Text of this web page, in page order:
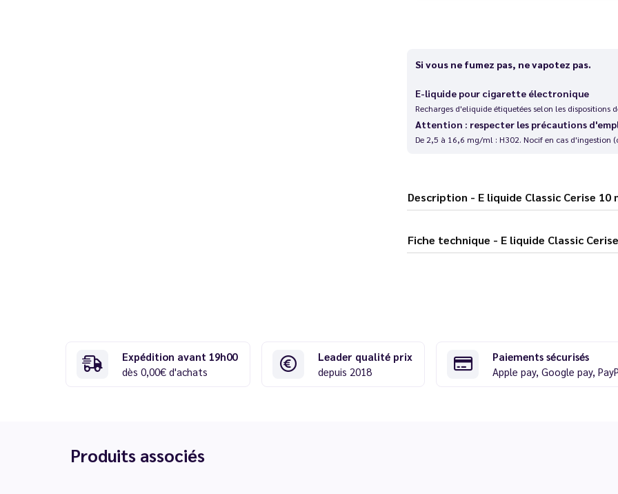
Si vous ne fumez pas, ne vapotez pas.
E-liquide pour cigarette électronique
Recharges d'eliquide étiquetées selon les
Attention : respecter les précautions
De 2,5 à 16,6 mg/ml : H302. Nocif en cas d'ingestion
Description - E liquide Classic Cerise
Fiche technique - E liquide
Expédition avant 19h00
dès 0,00€ d'achats
Leader qualité prix
depuis 2018
Paiements sécurisés
Apple pay, Google pay,
Produits associés